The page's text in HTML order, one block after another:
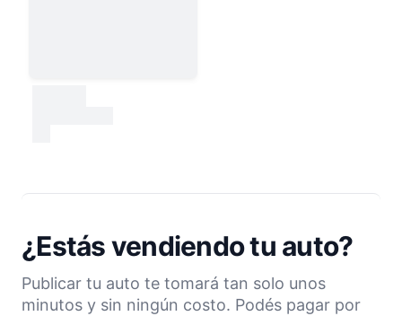
¿Estás vendiendo tu auto?
Publicar tu auto te tomará tan solo unos
minutos y sin ningún costo. Podés pagar por